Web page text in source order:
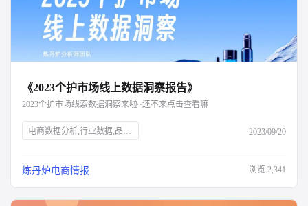
《2023个护市场线上数据洞察报告》
2023个护市场线索数据洞察来啦~还不来点击查看嘛
电商数据分析,行业数据,品牌数据,店铺数据,商品数据,炼丹炉,个护市场,口腔护理,身体护理,消费者需求,新锐国货,电商平台,抖音,小红书,气味经济,新媒体营销,全渠道布局,消费洞察,产品升级,细分市场 2023/09/20
炼丹炉电商情报 浏览 2,341